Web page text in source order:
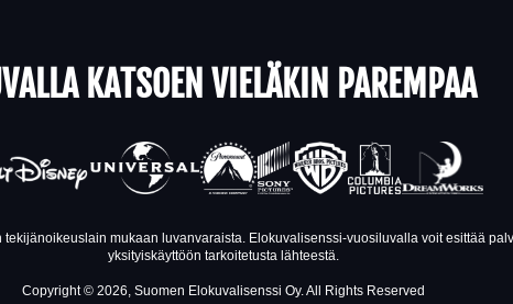
KATSOEN VIELÄKIN PAREMPAA
mukaan luvanvaraista. Elokuvalisenssi-vuosiluvalla voit esittää
yksityiskäyttöön tarkoitetusta lähteestä.
Copyright © 2026, Suomen Elokuvalisenssi Oy. All Rights Reserved